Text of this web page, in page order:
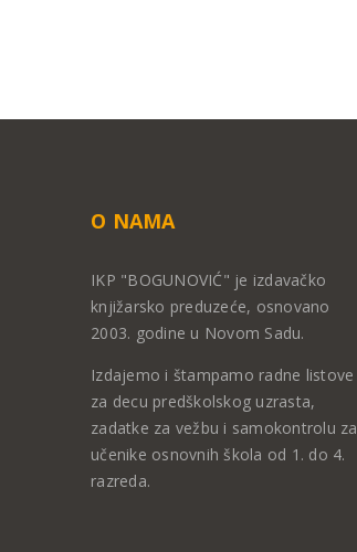
O NAMA
IKP "BOGUNOVIĆ" je izdavačko
knjižarsko preduzeće, osnovano
2003. godine u Novom Sadu.
Izdajemo i štampamo radne listove
za decu predškolskog uzrasta,
zadatke za vežbu i samokontrolu za
učenike osnovnih škola od 1. do 4.
razreda.